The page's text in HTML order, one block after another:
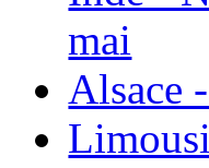
mai
Alsace